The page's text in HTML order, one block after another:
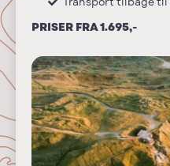
PRISER FRA 1.695,-